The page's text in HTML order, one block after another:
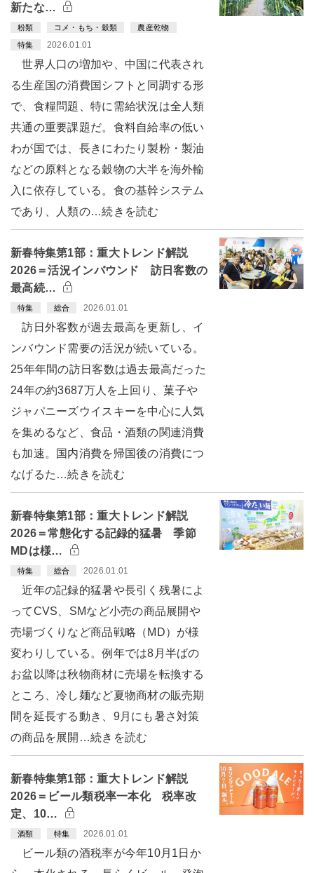
新たな…
粉類 コメ・もち・穀類 農産乾物
特集 2026.01.01
世界人口の増加や、中国に代表され
る生産国の消費国シフトと同調する形
で、食糧問題、特に需給状況は全人類
共通の重要課題だ。食料自給率の低い
わが国では、長きにわたり製粉・製油
などの原料となる穀物の大半を海外輸
入に依存している。食の基幹システム
であり、人類の…続きを読む
新春特集第1部：重大トレンド解説
2026＝活況インバウンド 訪日客数の
最高続…
特集 総合 2026.01.01
訪日外客数が過去最高を更新し、イ
ンバウンド需要の活況が続いている。
25年年間の訪日客数は過去最高だった
24年の約3687万人を上回り、菓子や
ジャパニーズウイスキーを中心に人気
を集めるなど、食品・酒類の関連消費
も加速。国内消費を帰国後の消費につ
なげるた…続きを読む
新春特集第1部：重大トレンド解説
2026＝常態化する記録的猛暑 季節
MDは様…
特集 総合 2026.01.01
近年の記録的猛暑や長引く残暑によ
ってCVS、SMなど小売の商品展開や
売場づくりなど商品戦略（MD）が様
変わりしている。例年では8月半ばの
お盆以降は秋物商材に売場を転換する
ところ、冷し麺など夏物商材の販売期
間を延長する動き、9月にも暑さ対策
の商品を展開…続きを読む
新春特集第1部：重大トレンド解説
2026＝ビール類税率一本化 税率改
定、10…
酒類 特集 2026.01.01
ビール類の酒税率が今年10月1日か